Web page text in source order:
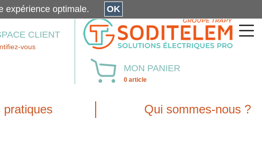
CLIENT
vous
MON PANIER
0 article
pratiques Qui sommes-nous ?
expérience optimale. OK